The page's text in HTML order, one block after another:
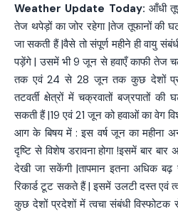
Weather Update Today: आँधी
तेज थपेड़ों का जोर रहेगा |तेज तूफानों की
जा सकती हैं |वैसे तो संपूर्ण महीने ही वायु
पड़ेंगे | उसमें भी 9 जून से हवाएँ काफी तेज
तक एवं 24 से 28 जून तक कुछ देशों
तटवर्ती क्षेत्रों में चक्रवातों बज्रपातों
सकती हैं |19 एवं 21 जून को हवाओं का वेग
आग के बिषय में : इस वर्ष जून का महीना
दृष्टि से विशेष डरावना होगा !इसमें बार बार
देखी जा सकेंगी |तापमान इतना अधिक
रिकार्ड टूट सकते हैं | इसमें उलटी दस्त एवं
कुछ देशों प्रदेशों में त्वचा संबंधी